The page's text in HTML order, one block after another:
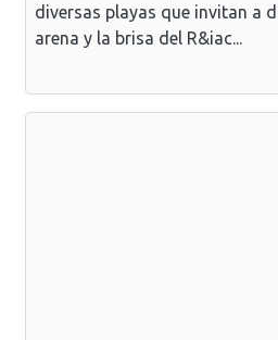
diversas playas que invitan a
arena y la brisa del R&iac...